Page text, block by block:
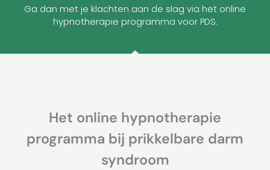
Ga dan met je klachten aan de slag via het online
hypnotherapie programma voor PDS.
Het online hypnotherapie
programma bij prikkelbare darm
syndroom